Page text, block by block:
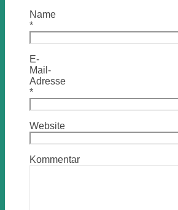
Name
*
E-
Mail-
Adresse
*
Website
Kommentar